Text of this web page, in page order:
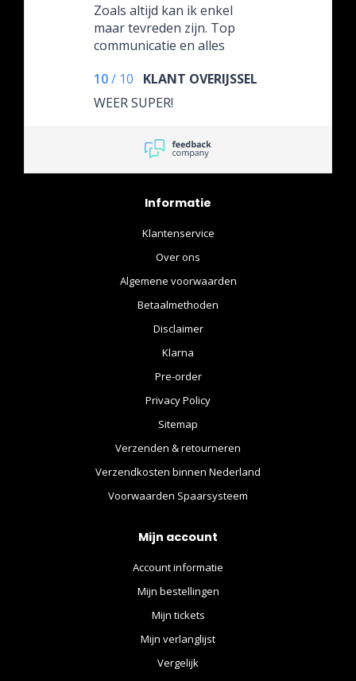
Zoals altijd kan ik enkel
maar tevreden zijn. Top
communicatie en alles
verzonden. Ik bestel mijn
figuren enkel nog hier.
10/ 10
KLANT OVERIJSSEL
WEER SUPER!
Informatie
Klantenservice
Over ons
Algemene voorwaarden
Betaalmethoden
Disclaimer
Klarna
Pre-order
Privacy Policy
Sitemap
Verzenden & retourneren
Verzendkosten binnen Nederland
Voorwaarden Spaarsysteem
Mijn account
Account informatie
Mijn bestellingen
Mijn tickets
Mijn verlanglijst
Vergelijk